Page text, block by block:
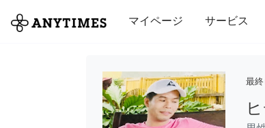
マイページ サービス
全て 修理・組立 家事
最